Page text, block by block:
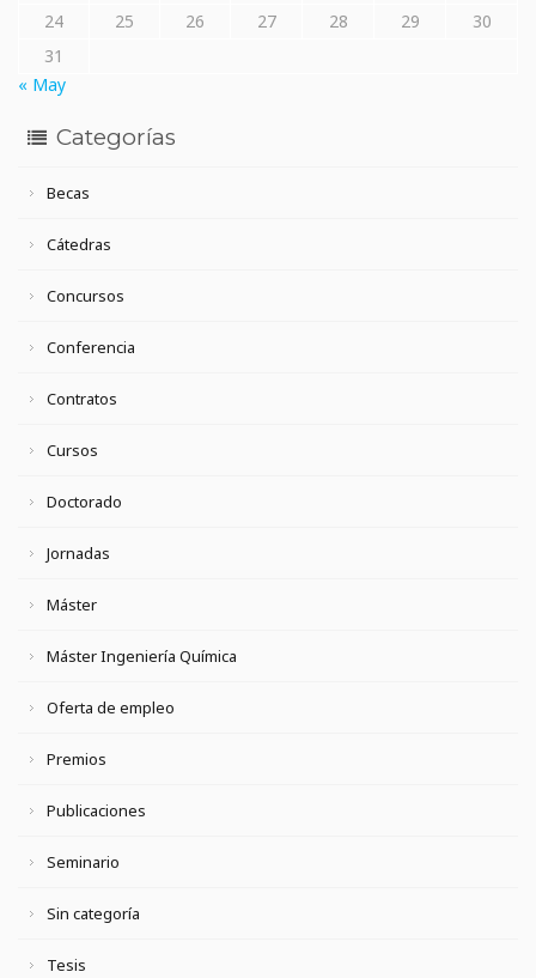
24
25 26 27 28 29
30
31
« May
Categorías
Becas
Cátedras
Concursos
Conferencia
Contratos
Cursos
Doctorado
Jornadas
Máster
Máster Ingeniería Química
Oferta de empleo
Premios
Publicaciones
Seminario
Sin categoría
Tesis